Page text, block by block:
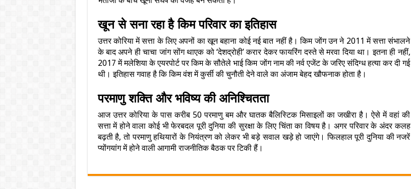
खून से सना रहा है किम परिवार का इतिहास
उत्तर कोरिया में सत्ता के लिए अपनों का खून बहाना कोई नई बात नहीं है। किम जोंग उन ने 2011 में सत्ता संभालने
के बाद अपने ही चाचा जांग सोंग थाएक को ‘देशद्रोही’ करार देकर फायरिंग दस्ते से मरवा दिया था। इतना ही नहीं,
2017 में मलेशिया के एयरपोर्ट पर किम के सौतेले भाई किम जोंग नाम की नर्व एजेंट के जरिए संदिग्ध हत्या कर दी गई
थी। इतिहास गवाह है कि किम वंश में कुर्सी की चुनौती देने वाले का अंजाम बेहद खौफनाक होता है।
परमाणु शक्ति और भविष्य की अनिश्चितता
आज उत्तर कोरिया के पास करीब 50 परमाणु बम और घातक बैलिस्टिक मिसाइलों का जखीरा है। ऐसे में वहां की
सत्ता में होने वाला कोई भी फेरबदल पूरी दुनिया की सुरक्षा के लिए चिंता का विषय है। अगर परिवार के अंदर कलह
बढ़ती है, तो परमाणु हथियारों के नियंत्रण को लेकर भी बड़े सवाल खड़े हो जाएंगे। फिलहाल पूरी दुनिया की नजरें
प्योंगयांग में होने वाली आगामी राजनीतिक बैठक पर टिकी हैं।